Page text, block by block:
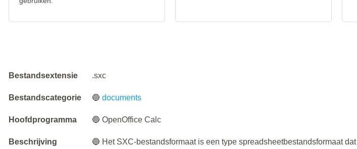
Bestandsextensie .sxc
Bestandscategorie 🔵documents
Hoofdprogramma 🔵 OpenOffice Calc
Beschrijving
🔵 Het SXC-bestandsformaat is een type spreadsheetbestandsformaat dat